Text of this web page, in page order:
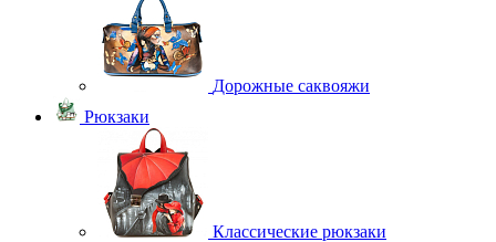
Дорожные саквояжи
Рюкзаки
Классические рюкзаки